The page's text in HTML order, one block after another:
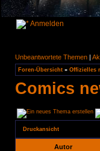
Anmelden
Unbeantwortete Themen |
Foren-Übersicht » Offizielles
Comics
Druckansicht
Autor